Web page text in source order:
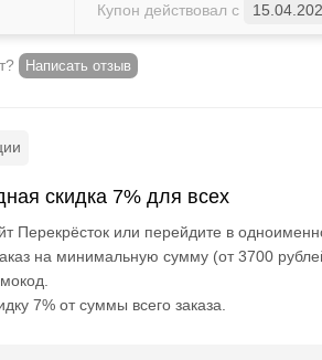
Купон действовал с
Написать отзыв
скидка 7% для всех
Перекрёсток или перейдите в
на минимальную сумму (от 3700
7% от суммы всего заказа.